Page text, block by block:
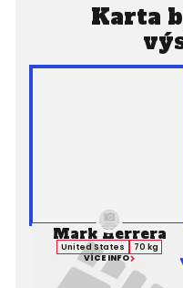
Karta
Mark Herrera
United States
70 kg
VÍCE INFO